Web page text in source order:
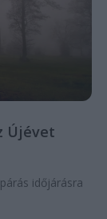
Újévet
időjárásra